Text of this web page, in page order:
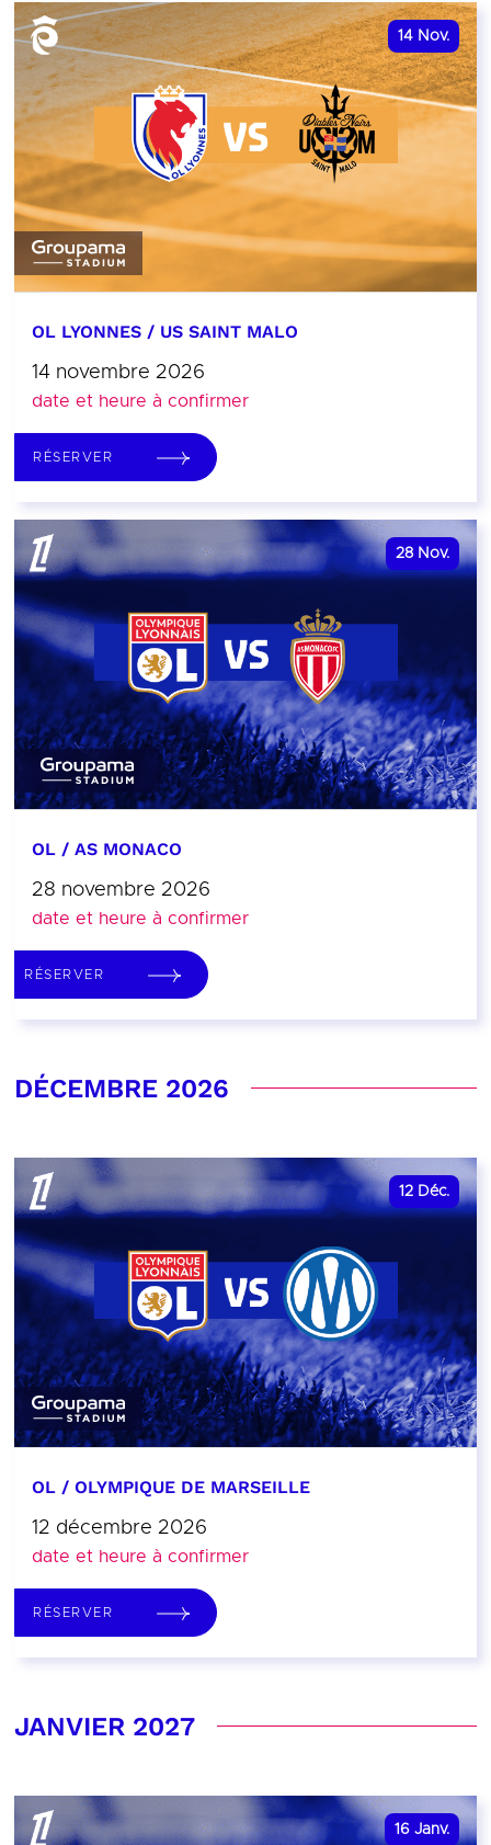
14 Nov.
OL LYONNES / US SAINT MALO
14 novembre 2026
date et heure à confirmer
RÉSERVER
28 Nov.
OL / AS MONACO
28 novembre 2026
date et heure à confirmer
RÉSERVER
DÉCEMBRE 2026
12 Déc.
OL / OLYMPIQUE DE MARSEILLE
12 décembre 2026
date et heure à confirmer
RÉSERVER
JANVIER 2027
16 Janv.